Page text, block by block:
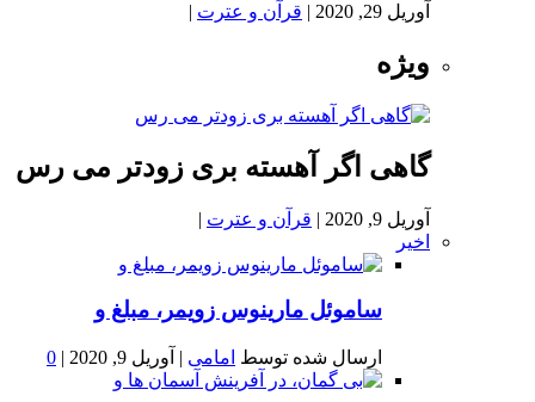
آوریل 29, 2020 | قرآن و عترت |
ویژه
گاهی اگر آهسته بری زودتر می رس
آوریل 9, 2020 | قرآن و عترت |
اخیر
ساموئل مارینوس زویمر، مبلغ و
ارسال شده توسط امامی | آوریل 9, 2020 |
0